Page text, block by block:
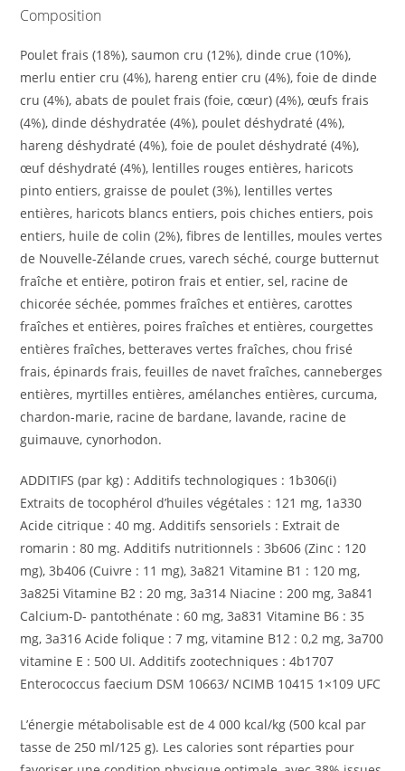
Composition
Poulet frais (18%), saumon cru (12%), dinde crue (10%),
merlu entier cru (4%), hareng entier cru (4%), foie de dinde
cru (4%), abats de poulet frais (foie, cœur) (4%), œufs frais
(4%), dinde déshydratée (4%), poulet déshydraté (4%),
hareng déshydraté (4%), foie de poulet déshydraté (4%),
œuf déshydraté (4%), lentilles rouges entières, haricots
pinto entiers, graisse de poulet (3%), lentilles vertes
entières, haricots blancs entiers, pois chiches entiers, pois
entiers, huile de colin (2%), fibres de lentilles, moules vertes
de Nouvelle-Zélande crues, varech séché, courge butternut
fraîche et entière, potiron frais et entier, sel, racine de
chicorée séchée, pommes fraîches et entières, carottes
fraîches et entières, poires fraîches et entières, courgettes
entières fraîches, betteraves vertes fraîches, chou frisé
frais, épinards frais, feuilles de navet fraîches, canneberges
entières, myrtilles entières, amélanches entières, curcuma,
chardon-marie, racine de bardane, lavande, racine de
guimauve, cynorhodon.
ADDITIFS (par kg) : Additifs technologiques : 1b306(i)
Extraits de tocophérol d’huiles végétales : 121 mg, 1a330
Acide citrique : 40 mg. Additifs sensoriels : Extrait de
romarin : 80 mg. Additifs nutritionnels : 3b606 (Zinc : 120
mg), 3b406 (Cuivre : 11 mg), 3a821 Vitamine B1 : 120 mg,
3a825i Vitamine B2 : 20 mg, 3a314 Niacine : 200 mg, 3a841
Calcium-D- pantothénate : 60 mg, 3a831 Vitamine B6 : 35
mg, 3a316 Acide folique : 7 mg, vitamine B12 : 0,2 mg, 3a700
vitamine E : 500 UI. Additifs zootechniques : 4b1707
Enterococcus faecium DSM 10663/ NCIMB 10415 1×109 UFC
L’énergie métabolisable est de 4 000 kcal/kg (500 kcal par
tasse de 250 ml/125 g). Les calories sont réparties pour